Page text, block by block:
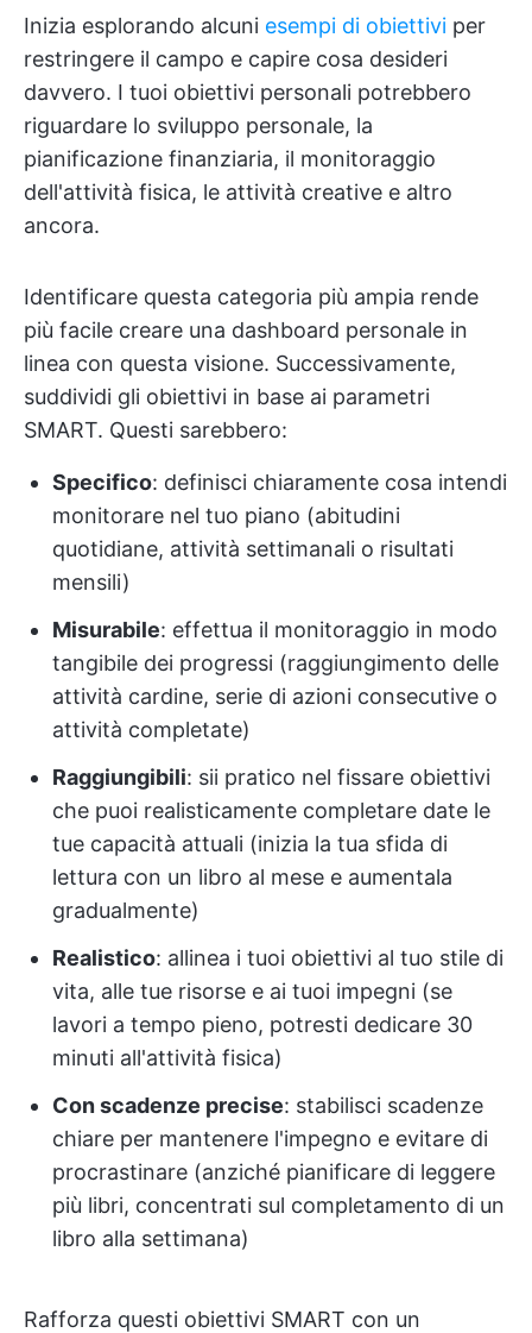
Inizia esplorando alcuni esempi di obiettivi per
restringere il campo e capire cosa desideri
davvero. I tuoi obiettivi personali potrebbero
riguardare lo sviluppo personale, la
pianificazione finanziaria, il monitoraggio
dell'attività fisica, le attività creative e altro
ancora.
Identificare questa categoria più ampia rende
più facile creare una dashboard personale in
linea con questa visione. Successivamente,
suddividi gli obiettivi in base ai parametri
SMART. Questi sarebbero:
Specifico: definisci chiaramente cosa intendi
monitorare nel tuo piano (abitudini
quotidiane, attività settimanali o risultati
mensili)
Misurabile: effettua il monitoraggio in modo
tangibile dei progressi (raggiungimento delle
attività cardine, serie di azioni consecutive o
attività completate)
Raggiungibili: sii pratico nel fissare obiettivi
che puoi realisticamente completare date le
tue capacità attuali (inizia la tua sfida di
lettura con un libro al mese e aumentala
gradualmente)
Realistico: allinea i tuoi obiettivi al tuo stile di
vita, alle tue risorse e ai tuoi impegni (se
lavori a tempo pieno, potresti dedicare 30
minuti all'attività fisica)
Con scadenze precise: stabilisci scadenze
chiare per mantenere l'impegno e evitare di
procrastinare (anziché pianificare di leggere
più libri, concentrati sul completamento di un
libro alla settimana)
Rafforza questi obiettivi SMART con un